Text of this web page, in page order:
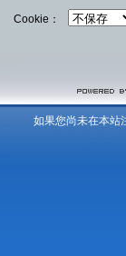
Cookie：
如果您尚未在本站